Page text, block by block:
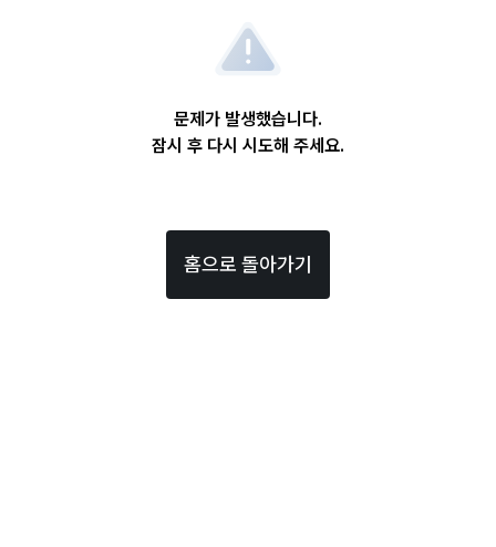
문제가 발생했습니다.
잠시 후 다시 시도해 주세요.
홈으로 돌아가기